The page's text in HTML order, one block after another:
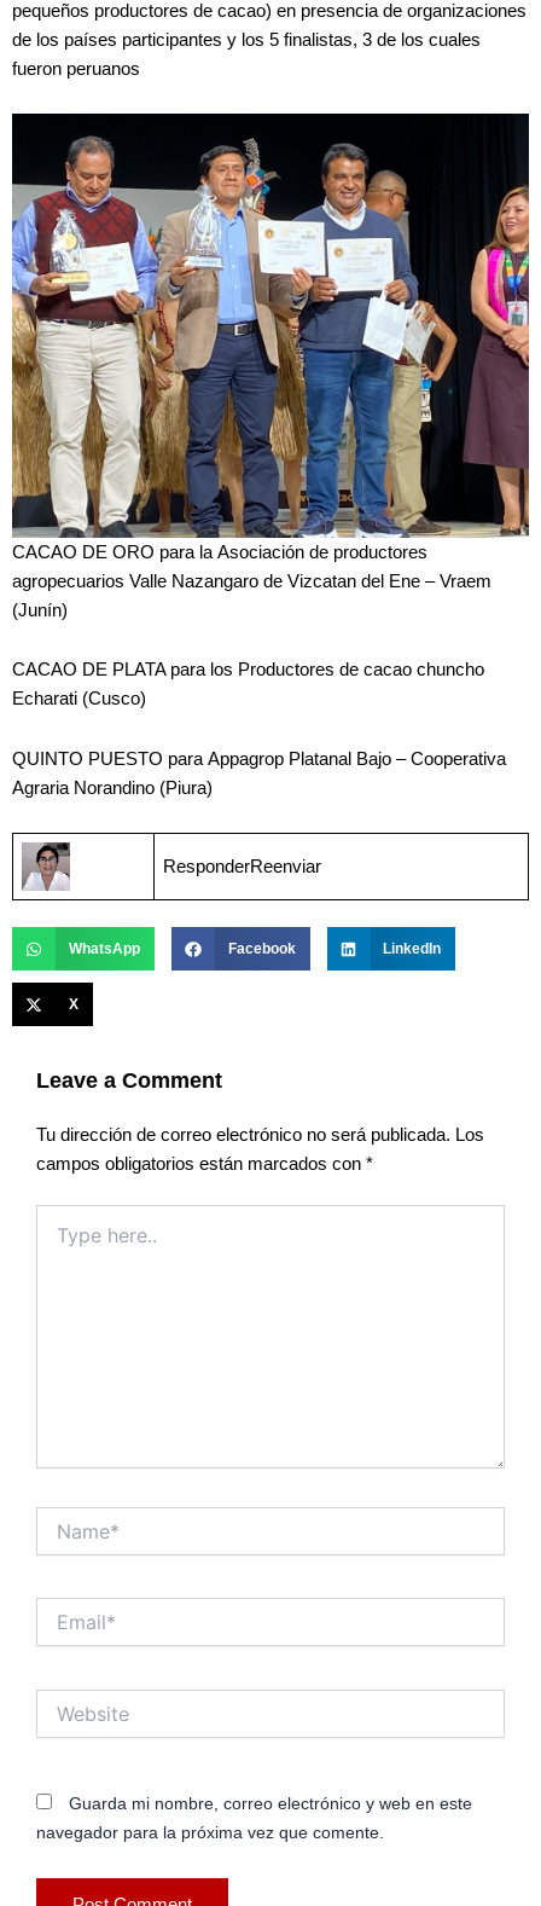
pequeños productores de cacao) en presencia de organizaciones
de los países participantes y los 5 finalistas, 3 de los cuales
fueron peruanos
CACAO DE ORO para la Asociación de productores
agropecuarios Valle Nazangaro de Vizcatan del Ene – Vraem
(Junín)
CACAO DE PLATA para los Productores de cacao chuncho
Echarati (Cusco)
QUINTO PUESTO para Appagrop Platanal Bajo – Cooperativa
Agraria Norandino (Piura)
ResponderReenviar
WhatsApp Facebook LinkedIn
X
Leave a Comment
Tu dirección de correo electrónico no será publicada. Los
campos obligatorios están marcados con *
here..
Guarda mi nombre, correo electrónico y web en este
navegador para la próxima vez que comente.